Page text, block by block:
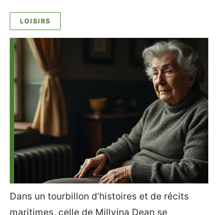
LOISIRS
Dans un tourbillon d’histoires et de récits
maritimes, celle de Millvina Dean se